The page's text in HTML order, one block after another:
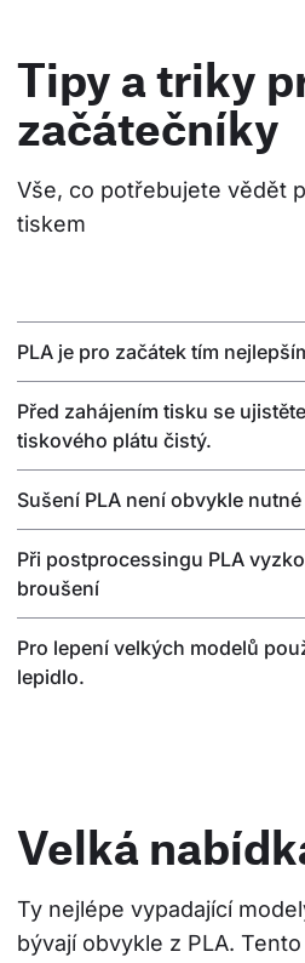
Tipy a triky
začátečníky
Vše, co potřebujete vědět
tiskem
PLA je pro začátek tím
Před zahájením tisku se
tiskového plátu čistý.
Sušení PLA není obvykle nutné
Při postprocessingu PLA
broušení
Pro lepení velkých modelů
lepidlo.
Velká
Ty nejlépe vypadající
bývají obvykle z PLA.